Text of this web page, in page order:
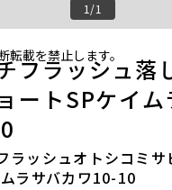
1/1
載を禁止します。
フラッシュ落
ートSPケイム
ラッシュオトシコミサ
ラサバカワ10-10